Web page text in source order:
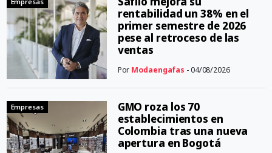
rentabilidad un 38% en el
primer semestre de 2026
pese al retroceso de las
ventas
Por Modaengafas - 04/08/2026
Empresas
GMO roza los 70
establecimientos en
Colombia tras una nueva
apertura en Bogotá